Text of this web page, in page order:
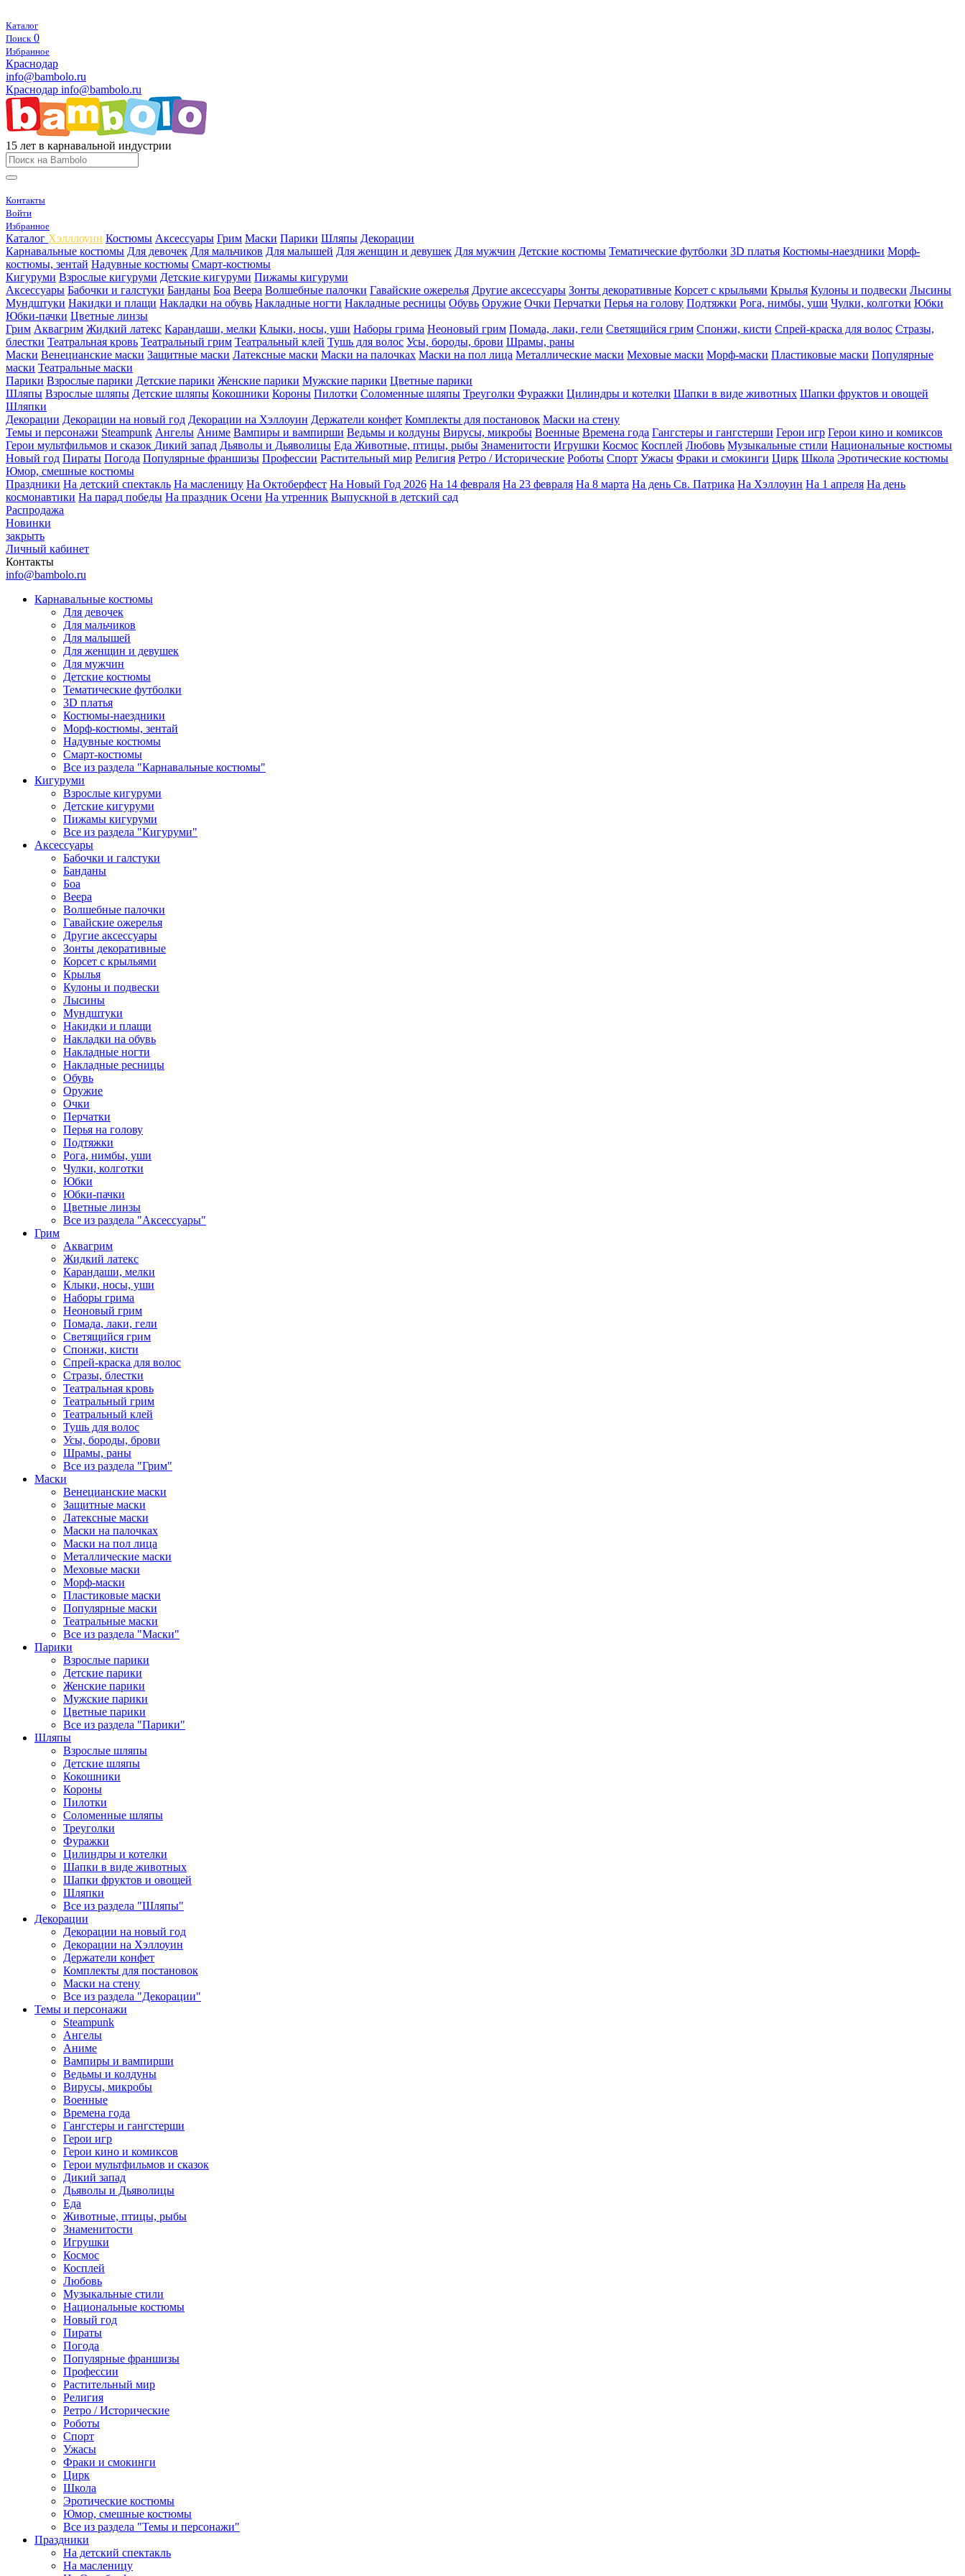
Каталог
Поиск 0
Избранное
Краснодар
info@bambolo.ru
Краснодар info@bambolo.ru
15 лет в карнавальной индустрии
Контакты
Войти
Избранное
Каталог Хэлллоуин Костюмы Аксессуары Грим Маски Парики Шляпы Декорации
Карнавальные костюмы Для девочек Для мальчиков Для малышей Для женщин и девушек Для мужчин Детские костюмы Тематические футболки 3D платья Костюмы-наездники Морф-
костюмы, зентай Надувные костюмы Смарт-костюмы
Кигуруми Взрослые кигуруми Детские кигуруми Пижамы кигуруми
Аксессуары Бабочки и галстуки Банданы Боа Веера Волшебные палочки Гавайские ожерелья Другие аксессуары Зонты декоративные Корсет с крыльями Крылья Кулоны и подвески Лысины
Мундштуки Накидки и плащи Накладки на обувь Накладные ногти Накладные ресницы Обувь Оружие Очки Перчатки Перья на голову Подтяжки Рога, нимбы, уши Чулки, колготки Юбки
Юбки-пачки Цветные линзы
Грим Аквагрим Жидкий латекс Карандаши, мелки Клыки, носы, уши Наборы грима Неоновый грим Помада, лаки, гели Светящийся грим Спонжи, кисти Спрей-краска для волос Стразы,
блестки Театральная кровь Театральный грим Театральный клей Тушь для волос Усы, бороды, брови Шрамы, раны
Маски Венецианские маски Защитные маски Латексные маски Маски на палочках Маски на пол лица Металлические маски Меховые маски Морф-маски Пластиковые маски Популярные
маски Театральные маски
Парики Взрослые парики Детские парики Женские парики Мужские парики Цветные парики
Шляпы Взрослые шляпы Детские шляпы Кокошники Короны Пилотки Соломенные шляпы Треуголки Фуражки Цилиндры и котелки Шапки в виде животных Шапки фруктов и овощей
Шляпки
Декорации Декорации на новый год Декорации на Хэллоуин Держатели конфет Комплекты для постановок Маски на стену
Темы и персонажи Steampunk Ангелы Аниме Вампиры и вампирши Ведьмы и колдуны Вирусы, микробы Военные Времена года Гангстеры и гангстерши Герои игр Герои кино и комиксов
Герои мультфильмов и сказок Дикий запад Дьяволы и Дьяволицы Еда Животные, птицы, рыбы Знаменитости Игрушки Космос Косплей Любовь Музыкальные стили Национальные костюмы
Новый год Пираты Погода Популярные франшизы Профессии Растительный мир Религия Ретро / Исторические Роботы Спорт Ужасы Фраки и смокинги Цирк Школа Эротические костюмы
Юмор, смешные костюмы
Праздники На детский спектакль На масленицу На Октоберфест На Новый Год 2026 На 14 февраля На 23 февраля На 8 марта На день Св. Патрика На Хэллоуин На 1 апреля На день
космонавтики На парад победы На праздник Осени На утренник Выпускной в детский сад
Распродажа
Новинки
закрыть
Личный кабинет
Контакты
info@bambolo.ru
Карнавальные костюмы
Для девочек
Для мальчиков
Для малышей
Для женщин и девушек
Для мужчин
Детские костюмы
Тематические футболки
3D платья
Костюмы-наездники
Морф-костюмы, зентай
Надувные костюмы
Смарт-костюмы
Все из раздела "Карнавальные костюмы"
Кигуруми
Взрослые кигуруми
Детские кигуруми
Пижамы кигуруми
Все из раздела "Кигуруми"
Аксессуары
Бабочки и галстуки
Банданы
Боа
Веера
Волшебные палочки
Гавайские ожерелья
Другие аксессуары
Зонты декоративные
Корсет с крыльями
Крылья
Кулоны и подвески
Лысины
Мундштуки
Накидки и плащи
Накладки на обувь
Накладные ногти
Накладные ресницы
Обувь
Оружие
Очки
Перчатки
Перья на голову
Подтяжки
Рога, нимбы, уши
Чулки, колготки
Юбки
Юбки-пачки
Цветные линзы
Все из раздела "Аксессуары"
Грим
Аквагрим
Жидкий латекс
Карандаши, мелки
Клыки, носы, уши
Наборы грима
Неоновый грим
Помада, лаки, гели
Светящийся грим
Спонжи, кисти
Спрей-краска для волос
Стразы, блестки
Театральная кровь
Театральный грим
Театральный клей
Тушь для волос
Усы, бороды, брови
Шрамы, раны
Все из раздела "Грим"
Маски
Венецианские маски
Защитные маски
Латексные маски
Маски на палочках
Маски на пол лица
Металлические маски
Меховые маски
Морф-маски
Пластиковые маски
Популярные маски
Театральные маски
Все из раздела "Маски"
Парики
Взрослые парики
Детские парики
Женские парики
Мужские парики
Цветные парики
Все из раздела "Парики"
Шляпы
Взрослые шляпы
Детские шляпы
Кокошники
Короны
Пилотки
Соломенные шляпы
Треуголки
Фуражки
Цилиндры и котелки
Шапки в виде животных
Шапки фруктов и овощей
Шляпки
Все из раздела "Шляпы"
Декорации
Декорации на новый год
Декорации на Хэллоуин
Держатели конфет
Комплекты для постановок
Маски на стену
Все из раздела "Декорации"
Темы и персонажи
Steampunk
Ангелы
Аниме
Вампиры и вампирши
Ведьмы и колдуны
Вирусы, микробы
Военные
Времена года
Гангстеры и гангстерши
Герои игр
Герои кино и комиксов
Герои мультфильмов и сказок
Дикий запад
Дьяволы и Дьяволицы
Еда
Животные, птицы, рыбы
Знаменитости
Игрушки
Космос
Косплей
Любовь
Музыкальные стили
Национальные костюмы
Новый год
Пираты
Погода
Популярные франшизы
Профессии
Растительный мир
Религия
Ретро / Исторические
Роботы
Спорт
Ужасы
Фраки и смокинги
Цирк
Школа
Эротические костюмы
Юмор, смешные костюмы
Все из раздела "Темы и персонажи"
Праздники
На детский спектакль
На масленицу